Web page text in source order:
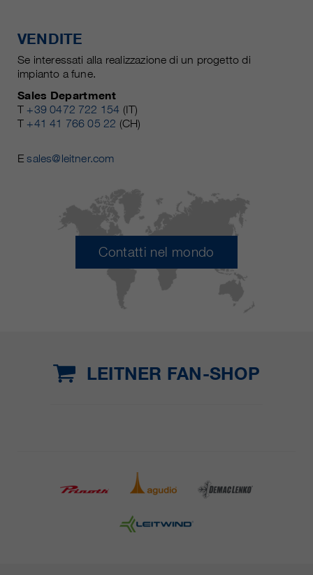
VENDITE
Se interessati alla realizzazione di un progetto di
impianto a fune.
Sales Department
T +39 0472 722 154 (IT)
T +41 41 766 05 22 (CH)
Esales@leitner.com
Contatti nel mondo
LEITNER FAN-SHOP